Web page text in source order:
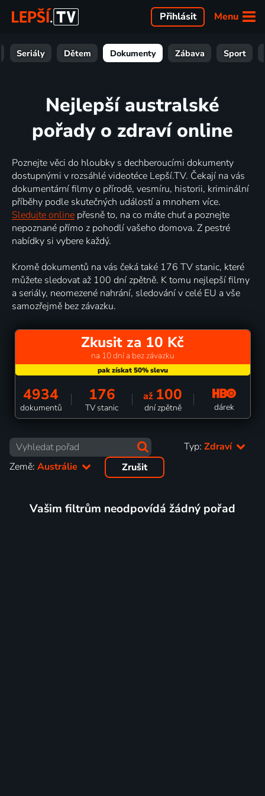
Menu
Přihlásit
Seriály Dětem Dokumenty Zábava Sport
Nejlepší australské
pořady o zdraví online
Poznejte věci do hloubky s dechberoucími dokumenty
dostupnými v rozsáhlé videotéce Lepší.TV. Čekají na vás
dokumentární filmy o přírodě, vesmíru, historii, kriminální
příběhy podle skutečných událostí a mnohem více.
Sledujte online přesně to, na co máte chuť a poznejte
nepoznané přímo z pohodlí vašeho domova. Z pestré
nabídky si vybere každý.
Kromě dokumentů na vás čeká také 176 TV stanic, které
můžete sledovat až 100 dní zpětně. K tomu nejlepší filmy
a seriály, neomezené nahrání, sledování v celé EU a vše
samozřejmě bez závazku.
Zkusit za 10 Kč
na 10 dní a bez závazku
4934
dokumentů
176
TV stanic
až 100
dní zpětně dárek
Typ: Zdraví
Země: Austrálie Zrušit
Vašim filtrům neodpovídá žádný pořad